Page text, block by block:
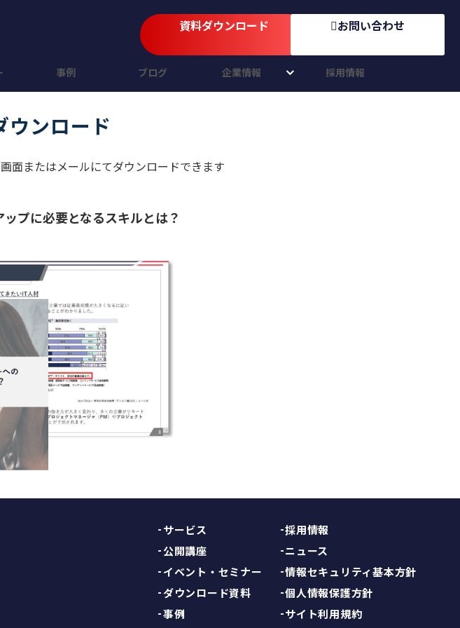
資料ダウンロード お問い合わせ
事例 ブログ 企業情報 採用情報
ウンロード
面またはメールにてダウンロードできます
プに必要となるスキルとは？
サービス
公開講座
イベント・セミナー
ダウンロード資料
事例
採用情報
ニュース
情報セキュリティ基本方針
個人情報保護方針
サイト利用規約